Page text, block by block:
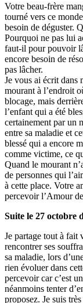
Votre beau-frère
tourné vers ce
besoin de déguster.
Pourquoi ne pas lui
faut-il pour pouvoir
encore besoin de
pas lâcher.
Je vous ai écrit dans
mourant à l’endroit
blocage, mais
l’enfant qui a été
certainement par un
entre sa maladie et
blessé qui a encore
comme victime, ce
Quand le mourant
de personnes qui
à cette place. Votre
percevoir l’Amour
Suite le 27 octobre
Je partage tout à fait
rencontrer ses
sa maladie, lors
rien évoluer dans
percevoir car c’est
néanmoins tenter
proposez. Je suis